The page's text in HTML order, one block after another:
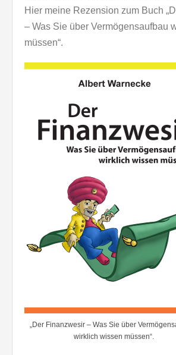
Hier meine Rezension zum Buch
– Was Sie über Vermögensaufbau
müssen“.
„Der Finanzwesir – Was Sie über
wirklich wissen müssen“.